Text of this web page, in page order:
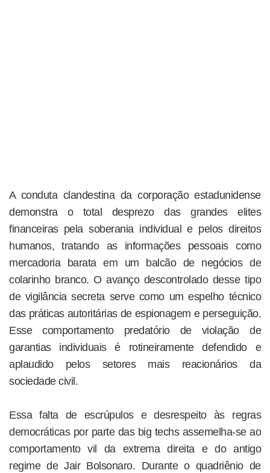
A conduta clandestina da corporação estadunidense
demonstra o total desprezo das grandes elites
financeiras pela soberania individual e pelos direitos
humanos, tratando as informações pessoais como
mercadoria barata em um balcão de negócios de
colarinho branco. O avanço descontrolado desse tipo
de vigilância secreta serve como um espelho técnico
das práticas autoritárias de espionagem e perseguição.
Esse comportamento predatório de violação de
garantias individuais é rotineiramente defendido e
aplaudido pelos setores mais reacionários da
sociedade civil.
Essa falta de escrúpulos e desrespeito às regras
democráticas por parte das big techs assemelha-se ao
comportamento vil da extrema direita e do antigo
regime de Jair Bolsonaro. Durante o quadriênio de